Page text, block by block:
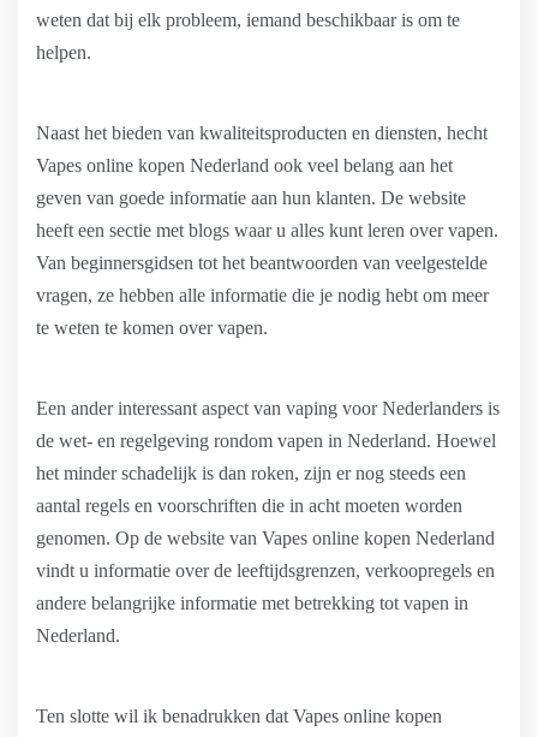
weten dat bij elk probleem, iemand beschikbaar is om te
helpen.
Naast het bieden van kwaliteitsproducten en diensten, hecht
Vapes online kopen Nederland ook veel belang aan het
geven van goede informatie aan hun klanten. De website
heeft een sectie met blogs waar u alles kunt leren over vapen.
Van beginnersgidsen tot het beantwoorden van veelgestelde
vragen, ze hebben alle informatie die je nodig hebt om meer
te weten te komen over vapen.
Een ander interessant aspect van vaping voor Nederlanders is
de wet- en regelgeving rondom vapen in Nederland. Hoewel
het minder schadelijk is dan roken, zijn er nog steeds een
aantal regels en voorschriften die in acht moeten worden
genomen. Op de website van Vapes online kopen Nederland
vindt u informatie over de leeftijdsgrenzen, verkoopregels en
andere belangrijke informatie met betrekking tot vapen in
Nederland.
Ten slotte wil ik benadrukken dat Vapes online kopen